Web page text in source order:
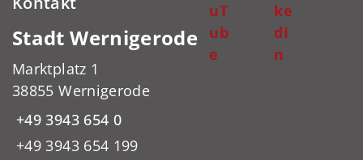
uT
ub
e
ke
dI
n
Stadt Wernigerode
Marktplatz 1
38855 Wernigerode
+49 3943 654 0
+49 3943 654 199